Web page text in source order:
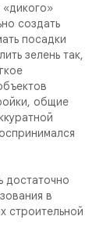
создать
посадки
зелень так,
общие
достаточно
в
строительной